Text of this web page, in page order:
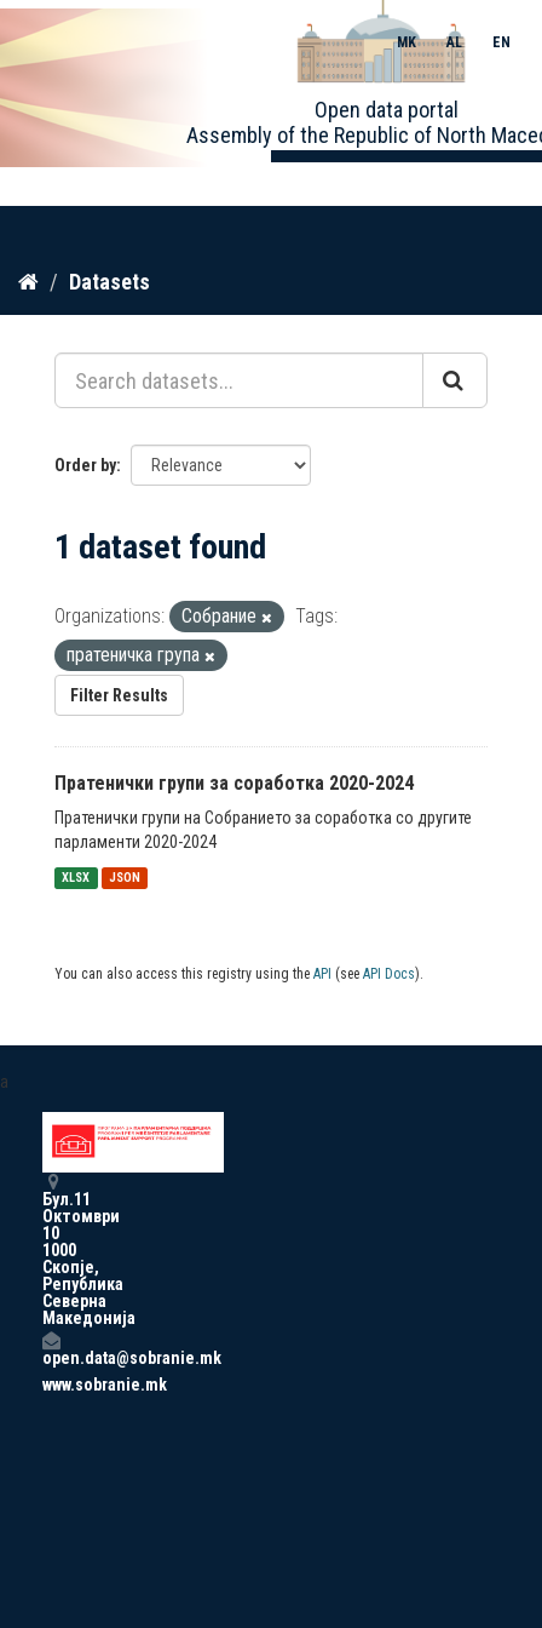
Skip
content
Open data portal
Assembly of the Republic of North
MK AL EN
Datasets
Order by
1 dataset found
Organizations: Собрание
Tags:
пратеничка група
Filter Results
Пратенички групи за соработка 2020-2024
Пратенички групи на Собранието за соработка со другите
парламенти 2020-2024
XLSX JSON
You can also access this registry using the API (see API Docs).
a
Бул.11
Октомври
10
1000
Скопје,
Република
Северна
Македонија
open.data@sobranie.mk
www.sobranie.mk